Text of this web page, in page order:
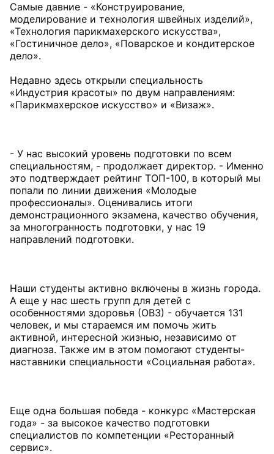
Самые давние - «Конструирование,
моделирование и технология швейных изделий»,
«Технология парикмахерского искусства»,
«Гостиничное дело», «Поварское и кондитерское
дело».
Недавно здесь открыли специальность
«Индустрия красоты» по двум направлениям:
«Парикмахерское искусство» и «Визаж».
- У нас высокий уровень подготовки по всем
специальностям, - продолжает директор. - Именно
это подтверждает рейтинг ТОП-100, в который мы
попали по линии движения «Молодые
профессионалы». Оценивались итоги
демонстрационного экзамена, качество обучения,
за многогранность подготовки, у нас 19
направлений подготовки.
Наши студенты активно включены в жизнь города.
А еще у нас шесть групп для детей с
особенностями здоровья (ОВЗ) - обучается 131
человек, и мы стараемся им помочь жить
активной, интересной жизнью, независимо от
диагноза. Также им в этом помогают студенты-
наставники специальности «Социальная работа».
Еще одна большая победа - конкурс «Мастерская
года» - за высокое качество подготовки
специалистов по компетенции «Ресторанный
сервис».